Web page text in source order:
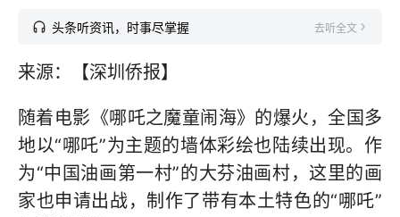
头条听资讯，时事尽掌握 去听全文
来源：【深圳侨报】
随着电影《哪吒之魔童闹海》的爆火，全国多
地以“哪吒”为主题的墙体彩绘也陆续出现。作
为“中国油画第一村”的大芬油画村，这里的画
家也申请出战，制作了带有本土特色的“哪吒”